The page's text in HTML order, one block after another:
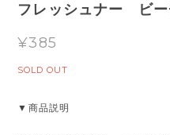
フレッシュナー ビー
¥385
SOLD OUT
▼商品説明